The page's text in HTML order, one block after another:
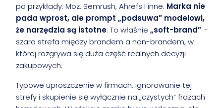
po przykłady: Moz, Semrush, Ahrefs i inne. Marka nie
pada wprost, ale prompt „podsuwa” modelowi,
że narzędzia są istotne. To właśnie „soft-brand” –
szara strefa między brandem a non-brandem, w
której rozgrywa się duża część realnych decyzji
zakupowych.
Typowe uproszczenie w firmach: ignorowanie tej
strefy i skupienie się wyłącznie na „czystych” frazach